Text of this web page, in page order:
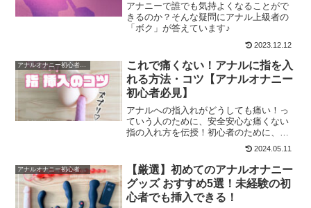
アナニーで誰でも気持よくなることがで
きるのか？そんな疑問にアナル上級者の
「ボク」が答えています♪
2023.12.12
アナルオナニー初心者の方へ
これで痛くない！アナルに指を入
れる方法・コツ【アナルオナニー
初心者必見】
アナルへの指入れがどうしても痛い！っ
ていう人のために、安全安心な痛くない
指の入れ方を伝授！初心者のために、ア
ナルに指を入れる３つのコツをまとめま
2024.05.11
アナルオナニー初心者の方へ
【厳選】初めてのアナルオナニー
グッズ おすすめ5選！未経験の初
心者でも挿入できる！